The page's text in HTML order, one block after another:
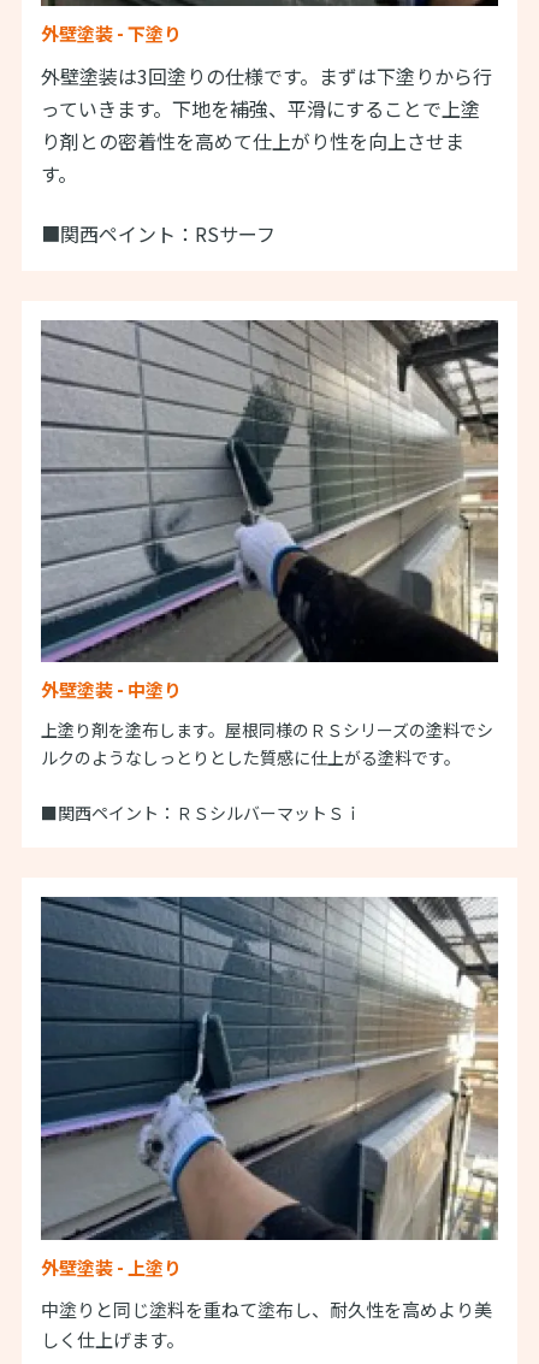
外壁塗装 - 下塗り
外壁塗装は3回塗りの仕様です。まずは下塗りから行
っていきます。下地を補強、平滑にすることで上塗
り剤との密着性を高めて仕上がり性を向上させま
す。
■関西ペイント：RSサーフ
外壁塗装 - 中塗り
上塗り剤を塗布します。屋根同様のＲＳシリーズの塗料でシ
ルクのようなしっとりとした質感に仕上がる塗料です。
■関西ペイント：ＲＳシルバーマットＳｉ
外壁塗装 - 上塗り
中塗りと同じ塗料を重ねて塗布し、耐久性を高めより美
しく仕上げます。